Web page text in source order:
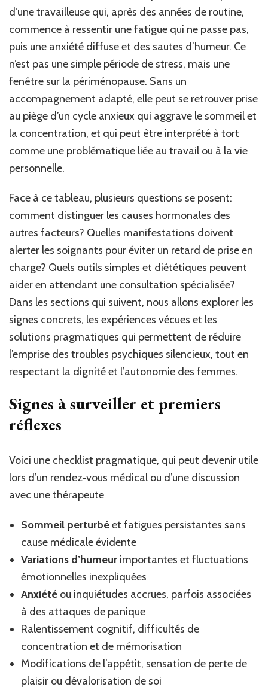
d’une travailleuse qui, après des années de routine,
commence à ressentir une fatigue qui ne passe pas,
puis une anxiété diffuse et des sautes d’humeur. Ce
n’est pas une simple période de stress, mais une
fenêtre sur la périménopause. Sans un
accompagnement adapté, elle peut se retrouver prise
au piège d’un cycle anxieux qui aggrave le sommeil et
la concentration, et qui peut être interprété à tort
comme une problématique liée au travail ou à la vie
personnelle.
Face à ce tableau, plusieurs questions se posent:
comment distinguer les causes hormonales des
autres facteurs? Quelles manifestations doivent
alerter les soignants pour éviter un retard de prise en
charge? Quels outils simples et diététiques peuvent
aider en attendant une consultation spécialisée?
Dans les sections qui suivent, nous allons explorer les
signes concrets, les expériences vécues et les
solutions pragmatiques qui permettent de réduire
l’emprise des troubles psychiques silencieux, tout en
respectant la dignité et l’autonomie des femmes.
Signes à surveiller et premiers
réflexes
Voici une checklist pragmatique, qui peut devenir utile
lors d’un rendez‑vous médical ou d’une discussion
avec une thérapeute
Sommeil perturbéet fatigues persistantes sans
cause médicale évidente
Variations d’humeur importantes et fluctuations
émotionnelles inexpliquées
Anxiété ou inquiétudes accrues, parfois associées
à des attaques de panique
Ralentissement cognitif, difficultés de
concentration et de mémorisation
Modifications de l’appétit, sensation de perte de
plaisir ou dévalorisation de soi